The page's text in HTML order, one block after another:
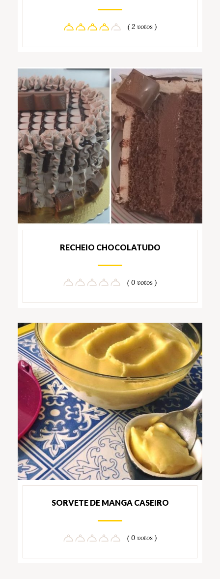
( 2 votos )
RECHEIO CHOCOLATUDO
( 0 votos )
SORVETE DE MANGA CASEIRO
( 0 votos )